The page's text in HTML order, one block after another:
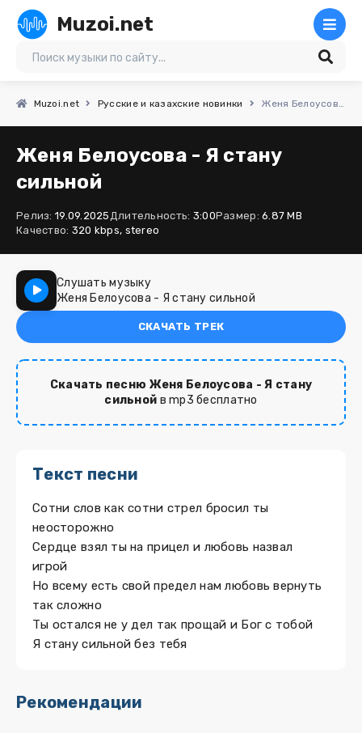
Muzoi.net
Muzoi.net Русские и казахские новинки Женя Белоусова - Я стану сильной
Женя Белоусова - Я стану
сильной
Релиз: 19.09.2025Длительность: 3:00Размер: 6.87 MB
Качество: 320 kbps, stereo
Слушать музыку
Женя Белоусова - Я стану сильной
СКАЧАТЬ ТРЕК
Скачать песню Женя Белоусова - Я стану
сильной в mp3 бесплатно
Текст песни
Сотни слов как сотни стрел бросил ты
неосторожно
Сердце взял ты на прицел и любовь назвал
игрой
Но всему есть свой предел нам любовь вернуть
так сложно
Ты остался не у дел так прощай и Бог с тобой
Я стану сильной без тебя
Рекомендации